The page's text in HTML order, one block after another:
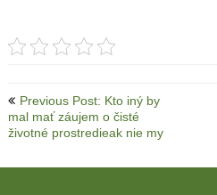
Post
navigation
Previous Post: Kto iný by
mal mať záujem o čisté
životné prostredieak nie my